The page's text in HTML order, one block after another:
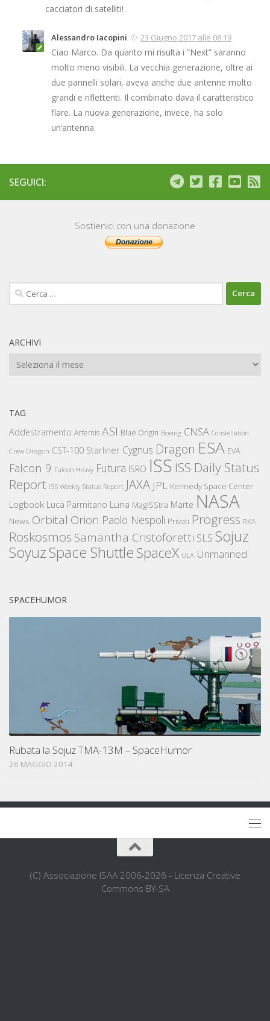
cacciatori di satelliti!
Alessandro Iacopini 23 Giugno 2017 alle 08:19
Ciao Marco. Da quanto mi risulta i “Next” saranno
molto meno visibili. La vecchia generazione, oltre ai
due pannelli solari, aveva anche due antenne molto
grandi e riflettenti. Il combinato dava il caratteristico
flare. La nuova generazione, invece, ha solo
un’antenna.
SEGUICI:
Sostienici con una donazione
Ricerca
per:
ARCHIVI
Archivi
TAG
Addestramento Artemis ASI Blue Origin Boeing CNSA Constellation
Crew Dragon CST-100 Starliner Cygnus Dragon ESA EVA
Falcon 9 Falcon Heavy Futura ISRO ISS ISS Daily Status
Report ISS Weekly Status Report JAXA JPL Kennedy Space Center
Logbook Luca Parmitano Luna MagISStra Marte NASA
News Orbital Orion Paolo Nespoli Privati Progress RKA
Roskosmos Samantha Cristoforetti SLS Sojuz
SoyuzSpace ShuttleSpaceX ULA Unmanned
SPACEHUMOR
Rubata la Sojuz TMA-13M – SpaceHumor
26 MAGGIO 2014
(C) Associazione ISAA 2006-2026 - Licenza Creative
Commons BY-SA